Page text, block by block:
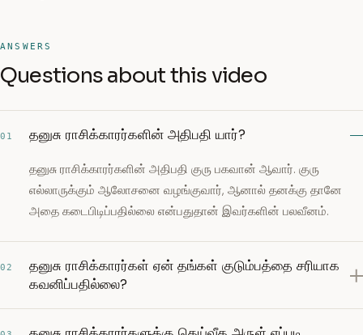
ANSWERS
Questions about this video
01 தனுசு ராசிக்காரர்களின் அதிபதி யார்?
தனுசு ராசிக்காரர்களின் அதிபதி குரு பகவான் ஆவார். குரு
எல்லாருக்கும் ஆலோசனை வழங்குவார், ஆனால் தனக்கு தானே
அதை கடைபிடிப்பதில்லை என்பதுதான் இவர்களின் பலவீனம்.
02
தனுசு ராசிக்காரர்கள் ஏன் தங்கள் குடும்பத்தை சரியாக
கவனிப்பதில்லை?